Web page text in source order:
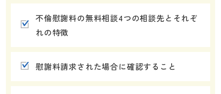
不倫慰謝料の無料相談4つの相談先とそれぞ
れの特徴
慰謝料請求された場合に確認すること